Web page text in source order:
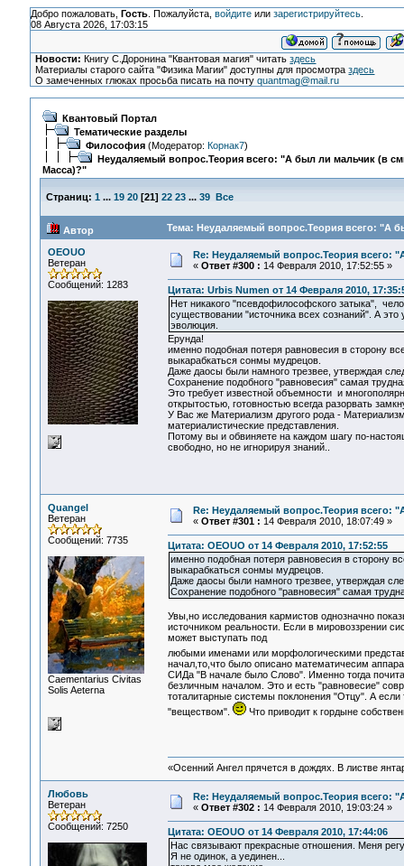
Добро пожаловать, Гость. Пожалуйста, войдитеили зарегистрируйтесь.
08 Августа 2026, 17:03:15
Новости: Книгу С.Доронина "Квантовая магия" читатьздесь
Материалы старого сайта "Физика Магии" доступны для просмотраздесь
О замеченных глюках просьба писать на почтуquantmag@mail.ru
Квантовый Портал
Тематические разделы
Философия(Модератор: Корнак7)
Неудаляемый вопрос.Теория всего: "А был ли мальчик (в
Масса)?"
Страниц: 1 ... 19 20[21] 22 23 ... 39 Все
Автор Тема: Неудаляемый вопрос.Теория всего: "А
OEOUO
Ветеран
Сообщений: 1283
Re: Неудаляемый вопрос.Теория всего:
« Ответ #300 : 14 Февраля 2010, 17:52:55 »
Цитата: Urbis Numen от 14 Февраля 2010,
Нет никакого "псевдофилософского затыка",
существовании "источника всех сознаний". А это
эволюция.
Ерунда!
именно подобная потеря равновесия в сторону
выкарабкаться сонмы мудрецов.
Даже даосы были намного трезвее, утверждая
Сохранение подобного "равновесия" самая
Это требует известной объемности и
открытостью, готовностью всегда разорвать
У Вас же Материализм другого рода -
материалистические представления.
Потому вы и обвиняете на каждом шагу по-
свободно, но не игнорируя знаний..
Quangel
Ветеран
Сообщений: 7735
Сaementarius Civitas
Solis Aeterna
Re: Неудаляемый вопрос.Теория всего:
« Ответ #301 : 14 Февраля 2010, 18:07:49 »
Цитата: OEOUO от 14 Февраля 2010, 17:52:55
именно подобная потеря равновесия в сторону
выкарабкаться сонмы мудрецов.
Даже даосы были намного трезвее, утверждая
Сохранение подобного "равновесия" самая
Увы,но исследования кармистов однозначно
источником реальности. Если в мировоззрении
может выступать под
любыми именами или морфологическими
начал,то,что было описано математичесим
СИДа "В начале было Слово". Именно тогда
безличным началом. Это и есть "равновесие"
тоталитарные системы поклонения "Отцу". А
"веществом".
Что приводит к гордыне
«Осенний Ангел прячется в дождях. В листве
Любовь
Ветеран
Сообщений: 7250
Re: Неудаляемый вопрос.Теория всего:
« Ответ #302 : 14 Февраля 2010, 19:03:24 »
Цитата: OEOUO от 14 Февраля 2010, 17:44:06
Нас связывают прекрасные отношения. Меня
Я не одинок, а уединен...